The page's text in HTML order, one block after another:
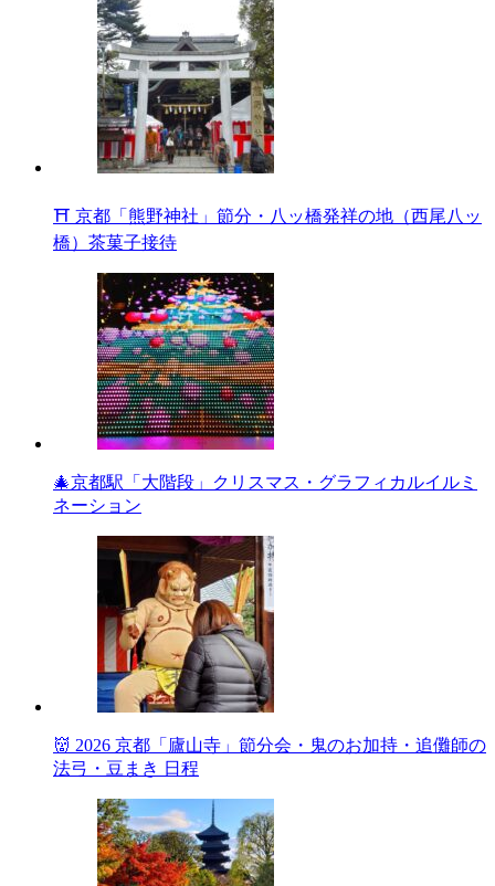
⛩ 京都「熊野神社」節分・八ッ橋発祥の地（西尾八ッ
橋）茶菓子接待
🎄京都駅「大階段」クリスマス・グラフィカルイルミ
ネーション
👹 2026 京都「廬山寺」節分会・鬼のお加持・追儺師の
法弓・豆まき 日程